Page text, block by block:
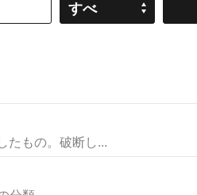
すべ
たもの。破断し...